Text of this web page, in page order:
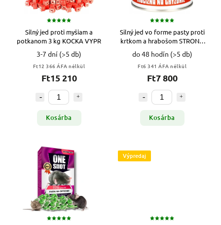
Silný jed proti myšiam a
potkanom 3 kg KOCKA VYPR
3-7 dní (>5 db)
Ft12 366 ÁFA nélkül
Ft15 210
Kosárba
Silný jed vo forme pasty proti
krtkom a hrabošom STRONG
20 ks
do 48 hodín (>5 db)
Ft6 341 ÁFA nélkül
Ft7 800
Kosárba
Výpredaj